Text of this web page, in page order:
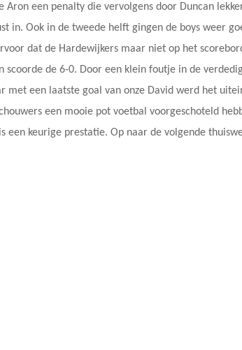
een penalty die vervolgens door Duncan
in. Ook in de tweede helft gingen de boys weer
dat de Hardewijkers maar niet op het
scoorde de 6-0. Door een klein foutje in de
met een laatste goal van onze David werd het
een mooie pot voetbal voorgeschoteld
een keurige prestatie. Op naar de volgende